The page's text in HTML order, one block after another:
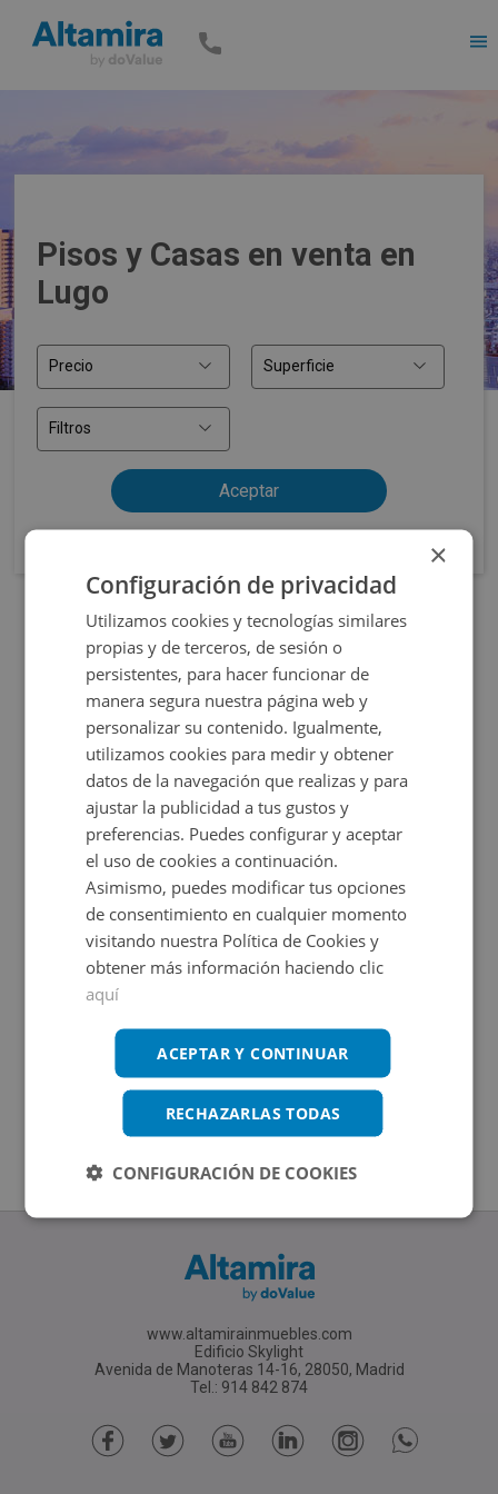
Pisos y Casas en venta en
Lugo
Precio Superficie
Filtros
OBRA NUEVA
Cl Elche S/n, 03690 San Vicente Raspeig -
Impuestos no incluidos
68 inmuebles disponibles
Desde 206.646€
www.altamirainmuebles.com
Edificio Skylight
Avenida de Manoteras 14-16, 28050, Madrid
Tel.: 914 842 874
×
Configuración de privacidad
Utilizamos cookies y tecnologías similares
propias y de terceros, de sesión o
persistentes, para hacer funcionar de
manera segura nuestra página web y
personalizar su contenido. Igualmente,
utilizamos cookies para medir y obtener
datos de la navegación que realizas y para
ajustar la publicidad a tus gustos y
preferencias. Puedes configurar y aceptar
el uso de cookies a continuación.
Asimismo, puedes modificar tus opciones
de consentimiento en cualquier momento
visitando nuestra Política de Cookies y
obtener más información haciendo clic
aquí
ACEPTAR Y CONTINUAR
RECHAZARLAS TODAS
CONFIGURACIÓN DE COOKIES